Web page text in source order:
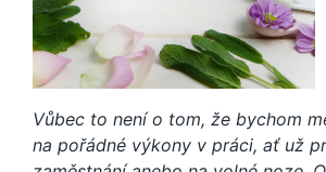
Vůbec to není o tom, že bychom
na pořádné výkony v práci, ať už